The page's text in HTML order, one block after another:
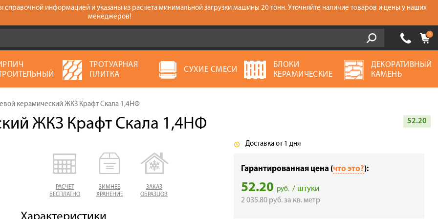
справочной информацией и указаны из расчета минимальной загрузки машины 20 тонн. Уточняйте наличие товаров и цены у наших
менеджеров!
0
ТРОТУАРНАЯ
ПЛИТКА
СУХИЕ СМЕСИ
БЛОКИ
КЕРАМИЧЕСКИЕ
ДЕКОРАТИВНЫЙ
КАМЕНЬ
керамический ЖКЗ Крафт Скала 1,4НФ
ЖКЗ Крафт Скала 1,4НФ 52.20
РАСЧЕТ
БЕСПЛАТНО
ЗИМНЕЕ
ХРАНЕНИЕ
ЗАКАЗ
ОБРАЗЦОВ
Доставка от 1 дня
Гарантированная цена (что это?):
52.20 руб. / штуки
2 035.80 руб.за кв. метр